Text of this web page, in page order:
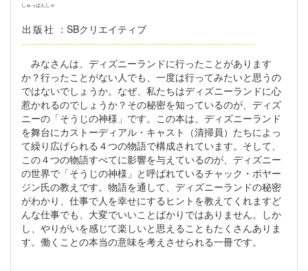
出版社
しゅっぱんしゃ
：SBクリエイティブ
--------------------------------------------------------------------
みなさんは、ディズニーランドに行ったことがあります
か？行ったことがない人でも、一度は行ってみたいと思うの
ではないでしょうか。なぜ、私たちはディズニーランドに心
惹かれるのでしょうか？その秘密を知っているのが、ディズ
ニーの「そうじの神様」です。この本は、ディズニーランド
を舞台にカストーディアル・キャスト（清掃員）たちによっ
て繰り広げられる４つの物語で構成されています。そして、
この４つの物語すべてに影響を与えているのが、ディズニー
の世界で「そうじの神様」と呼ばれているチャック・ボヤー
ジン氏の教えです。物語を通して、ディズニーランドの秘密
がわかり、仕事で人を幸せにするヒントを教えてくれますど
んな仕事でも、大変でいいことばかりではありません。しか
し、やりがいを感じて楽しいと思えることもたくさんありま
す。働くことの本当の意味を考えさせられる一冊です。